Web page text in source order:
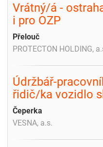
Vrátný/á -
i pro OZP
Přelouč
PROTECTON HOLDING,
Údržbář-
řidič/ka vozidlo
Čeperka
VESNA, a.s.